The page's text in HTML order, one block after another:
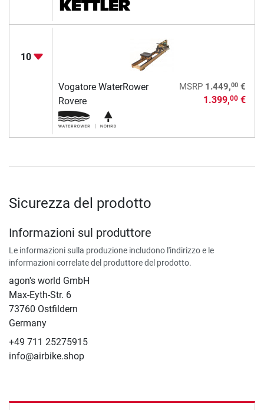
10
Vogatore WaterRower
Rovere
MSRP 1.449,00€
1.399,00€
Sicurezza del prodotto
Informazioni sul produttore
Le informazioni sulla produzione includono l'indirizzo e le
informazioni correlate del produttore del prodotto.
agon's world GmbH
Max-Eyth-Str. 6
73760 Ostfildern
Germany
+49 711 25275915
info@airbike.shop